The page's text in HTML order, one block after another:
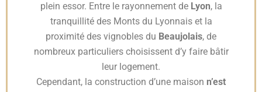
plein essor. Entre le rayonnement de Lyon, la
tranquillité des Monts du Lyonnais et la
proximité des vignobles du Beaujolais, de
nombreux particuliers choisissent d’y faire bâtir
leur logement.
Cependant, la construction d’une maison n’est